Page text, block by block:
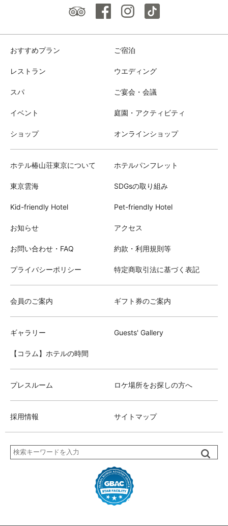
おすすめプラン ご宿泊
レストラン ウエディング
スパ ご宴会・会議
イベント 庭園・アクティビティ
ショップ オンラインショップ
ホテル椿山荘東京について ホテルパンフレット
東京雲海 SDGsの取り組み
Kid-friendly Hotel Pet-friendly Hotel
お知らせ アクセス
お問い合わせ・FAQ 約款・利用規則等
プライバシーポリシー 特定商取引法に基づく表記
会員のご案内 ギフト券のご案内
ギャラリー Guests' Gallery
【コラム】ホテルの時間
プレスルーム ロケ場所をお探しの方へ
採用情報 サイトマップ